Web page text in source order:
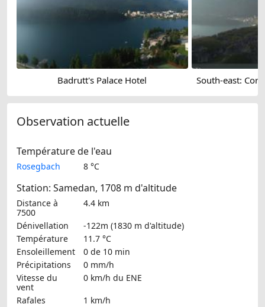
Badrutt's Palace Hotel
Observation actuelle
Température de l'eau
Rosegbach 8 °C
Station: Samedan, 1708 m d'altitude
Distance à
7500
4.4 km
Dénivellation
-122m (1830 m d'altitude)
Température
11.7 °C
Ensoleillement
0 de 10 min
Précipitations
0 mm/h
Vitesse du
vent
0 km/h du ENE
Rafales
1 km/h